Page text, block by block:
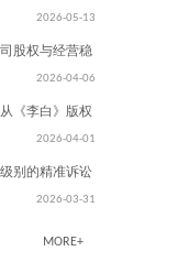
2026-05-13
股权与经营稳
2026-04-06
《李白》版权
2026-04-01
别的精准诉讼
2026-03-31
MORE+